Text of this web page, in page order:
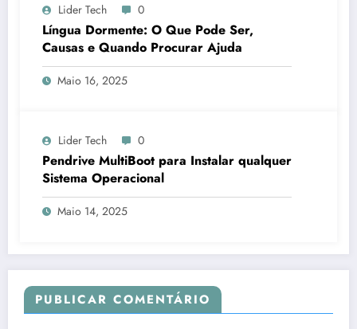
Lider Tech 0
Língua Dormente: O Que Pode Ser,
Causas e Quando Procurar Ajuda
Maio 16, 2025
Lider Tech 0
Pendrive MultiBoot para Instalar qualquer
Sistema Operacional
Maio 14, 2025
PUBLICAR COMENTÁRIO